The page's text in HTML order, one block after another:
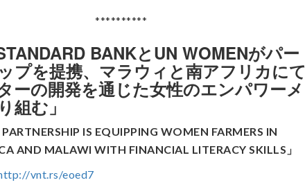
**********
BANKとUN WOMENがパー
プを提携、マラウィと南アフリカにて
ーの開発を通じた女性のエンパワーメ
組む」
PARTNERSHIP IS EQUIPPING WOMEN FARMERS IN
AND MALAWI WITH FINANCIAL LITERACY SKILLS」
vnt.rs/eoed7